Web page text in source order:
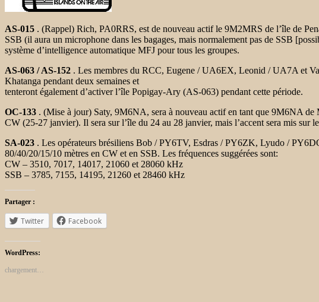
AS-015 . (Rappel) Rich, PA0RRS, est de nouveau actif le 9M2MRS de l’île de
SSB (il aura un microphone dans les bagages, mais normalement pas de SSB
système d’intelligence automatique MFJ pour tous les groupes.
AS-063 / AS-152 . Les membres du RCC, Eugene / UA6EX, Leonid / UA7A et
Khatanga pendant deux semaines et
tenteront également d’activer l’île Popigay-Ary (AS-063) pendant cette période.
OC-133 . (Mise à jour) Saty, 9M6NA, sera à nouveau actif en tant que 9M6NA de
CW (25-27 janvier). Il sera sur l’île du 24 au 28 janvier, mais l’accent sera mis sur
SA-023 . Les opérateurs brésiliens Bob / PY6TV, Esdras / PY6ZK, Lyudo /
80/40/20/15/10 mètres en CW et en SSB. Les fréquences suggérées sont:
CW – 3510, 7017, 14017, 21060 et 28060 kHz
SSB – 3785, 7155, 14195, 21260 et 28460 kHz
Partager :
Twitter Facebook
WordPress:
chargement…